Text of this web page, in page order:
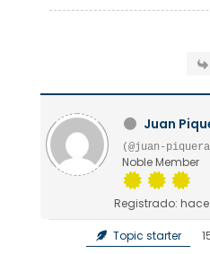
Juan
(@juan-
Noble Member
Registrado:
Topic starter